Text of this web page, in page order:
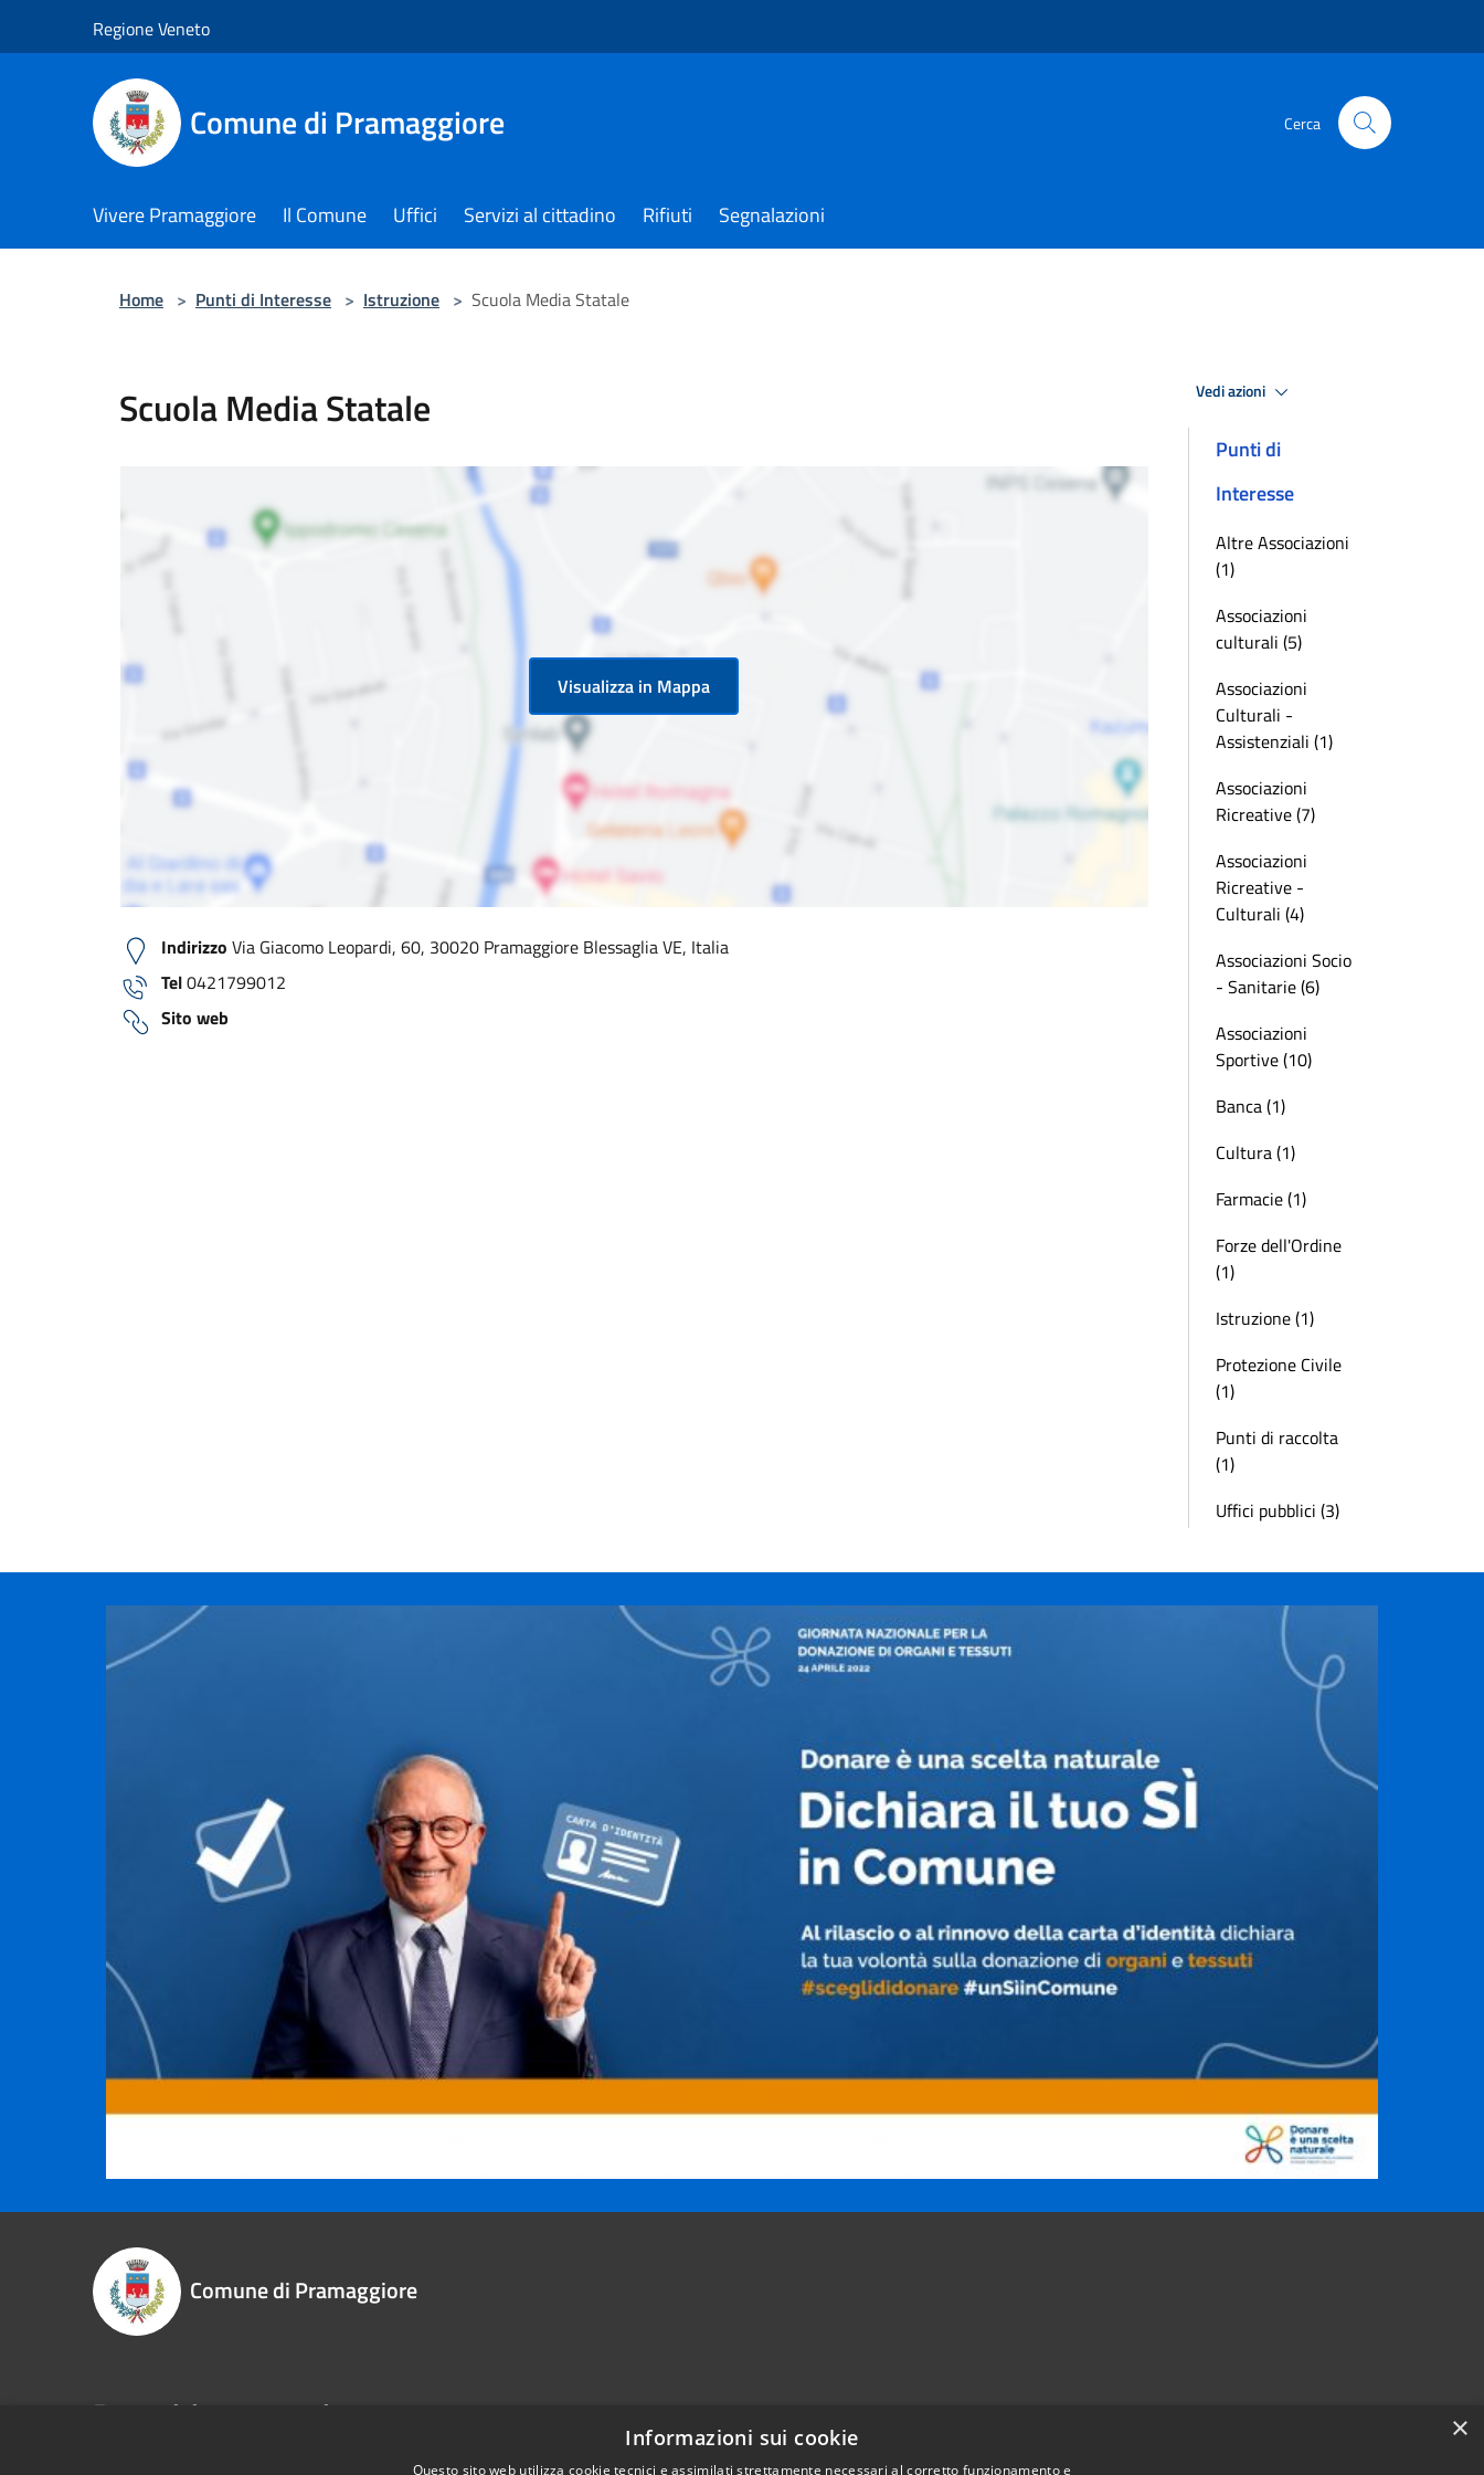
Regione Veneto
Comune di Pramaggiore Cerca
Vivere Pramaggiore Il Comune Uffici Servizi al cittadino Rifiuti Segnalazioni
Home > Punti di Interesse > Istruzione > Scuola Media Statale
Scuola Media Statale
Visualizza in Mappa
Indirizzo Via Giacomo Leopardi, 60, 30020 Pramaggiore Blessaglia VE, Italia
Tel0421799012
Sito web
Vedi azioni
Punti di
Interesse
Altre Associazioni
(1)
Associazioni
culturali (5)
Associazioni
Culturali -
Assistenziali (1)
Associazioni
Ricreative (7)
Associazioni
Ricreative -
Culturali (4)
Associazioni Socio
- Sanitarie (6)
Associazioni
Sportive (10)
Banca (1)
Cultura (1)
Farmacie (1)
Forze dell'Ordine
(1)
Istruzione (1)
Protezione Civile
(1)
Punti di raccolta
(1)
Uffici pubblici (3)
Comune di Pramaggiore
Recapiti e contatti ×
Informazioni sui cookie
Questo sito web utilizza cookie tecnici e assimilati strettamente necessari al corretto funzionamento e